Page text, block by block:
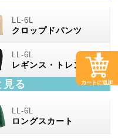
クロップドパンツ
レギンス・トレンカ
見る
ロングスカート
カートに追加